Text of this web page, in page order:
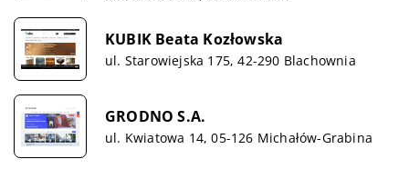
KUBIK Beata Kozłowska
ul. Starowiejska 175, 42-290 Blachownia
GRODNO S.A.
ul. Kwiatowa 14, 05-126 Michałów-Grabina